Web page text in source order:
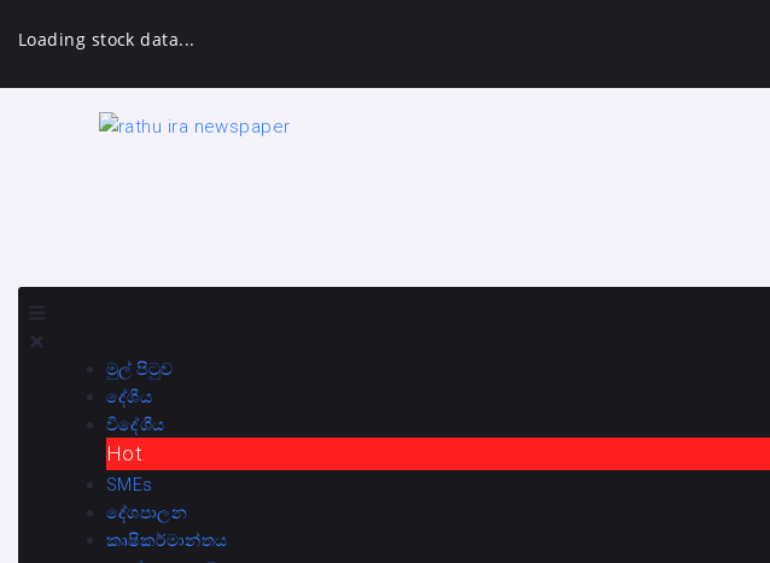
Loading stock data...
මුල් පිටුව
දේශීය
විදේශීය
Hot
SMEs
දේශපාලන
කෘෂිකර්මාන්තය